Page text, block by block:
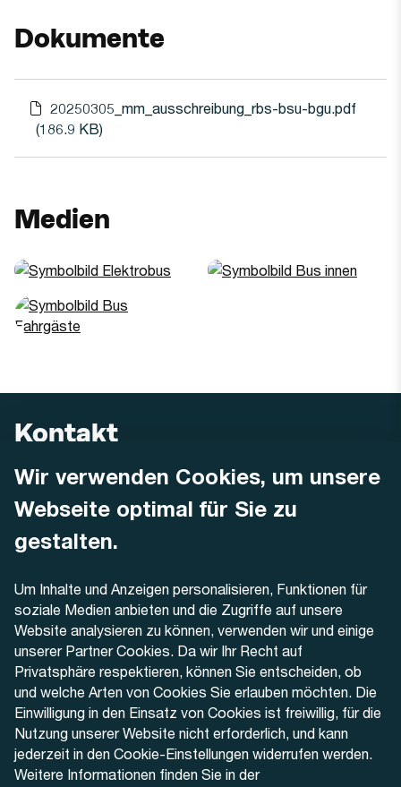
Wir verwenden Cookies, um unsere
Webseite optimal für Sie zu
gestalten.
Um Inhalte und Anzeigen personalisieren, Funktionen für
soziale Medien anbieten und die Zugriffe auf unsere
Website analysieren zu können, verwenden wir und einige
unserer Partner Cookies. Da wir Ihr Recht auf
Privatsphäre respektieren, können Sie entscheiden, ob
und welche Arten von Cookies Sie erlauben möchten. Die
Einwilligung in den Einsatz von Cookies ist freiwillig, für die
Nutzung unserer Website nicht erforderlich, und kann
jederzeit in den Cookie-Einstellungen widerrufen werden.
Weitere Informationen finden Sie in der
Dokumente
20250305_mm_ausschreibung_rbs-bsu-bgu.pdf
(186.9 KB)
Medien
Kontakt
AREMO
Dornacherstrasse 48
4500 Solothurn
+41 32 622 37 22
Kontaktformular
Aktuell